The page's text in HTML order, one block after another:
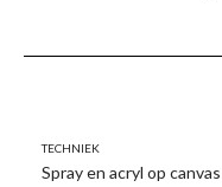
Techniek
Spray en acryl op canvas